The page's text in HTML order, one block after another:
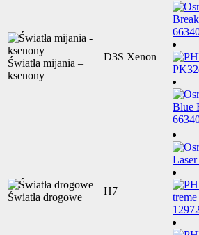
Światła mijania –
ksenony
D3S Xenon
Światła drogowe
H7